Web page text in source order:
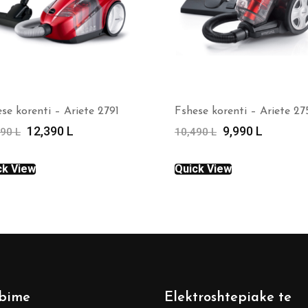
korenti – Ariete 2791
L Çmimi
qe:
14,990 L.
12,390 L
View
Fshese korenti – Ariete
10,490L Çmimi
qe:
10,490 L.
9,990 L
Quick View
Elektroshtepiake te